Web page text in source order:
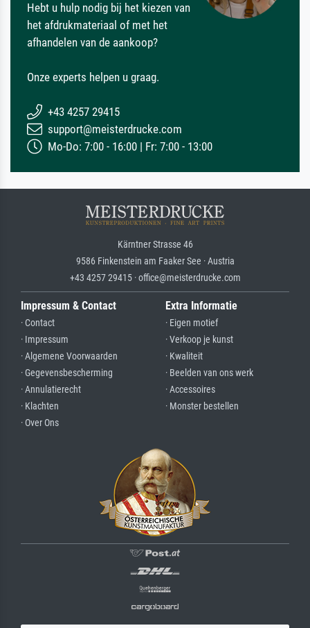
Hebt u hulp nodig bij het kiezen van
het afdrukmateriaal of met het
afhandelen van de aankoop?
Onze experts helpen u graag.
+43 4257 29415
support@meisterdrucke.com
Mo-Do: 7:00 - 16:00 | Fr: 7:00 - 13:00
Kärntner Strasse 46
9586 Finkenstein am Faaker See · Austria
+43 4257 29415 · office@meisterdrucke.com
Impressum & Contact
· Contact
· Impressum
· Algemene Voorwaarden
· Gegevensbescherming
· Annulatierecht
· Klachten
· Over Ons
Extra Informatie
· Eigen motief
· Verkoop je kunst
· Kwaliteit
· Beelden van ons werk
· Accessoires
· Monster bestellen